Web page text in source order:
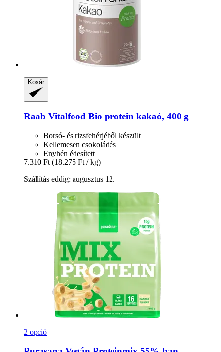
Kosár
Raab Vitalfood Bio protein kakaó, 400 g
Borsó- és rizsfehérjéből készült
Kellemesen csokoládés
Enyhén édesített
7.310 Ft (18.275 Ft / kg)
Szállítás eddig: augusztus 12.
2 opció